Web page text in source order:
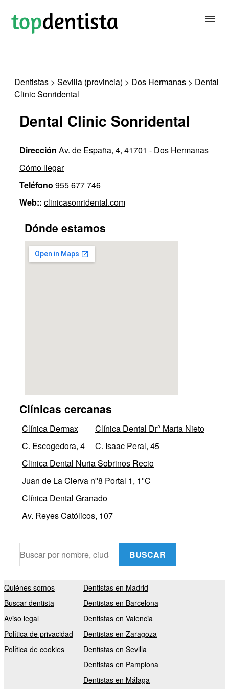
PARA CLÍNICAS DENTALES
CONTACTAR
Dentistas > Sevilla (provincia) > Dos Hermanas > Dental
Clinic Sonridental
Dental Clinic Sonridental
Dirección Av. de España, 4, 41701 - Dos Hermanas
Cómo llegar
Teléfono 955 677 746
Web:: clinicasonridental.com
Dónde estamos
Clínicas cercanas
Clínica Dermax
C. Escogedora, 4
Clínica Dental Drª Marta Nieto
C. Isaac Peral, 45
Clinica Dental Nuria Sobrinos Recio
Juan de La Cierva nº8 Portal 1, 1ºC
Clínica Dental Granado
Av. Reyes Católicos, 107
BUSCAR
Quiénes somos
Buscar dentista
Aviso legal
Política de privacidad
Política de cookies
Dentistas en Madrid
Dentistas en Barcelona
Dentistas en Valencia
Dentistas en Zaragoza
Dentistas en Sevilla
Dentistas en Pamplona
Dentistas en Málaga